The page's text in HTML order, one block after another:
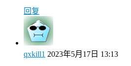
回复
qxkill1 2023年5月17日 13:13